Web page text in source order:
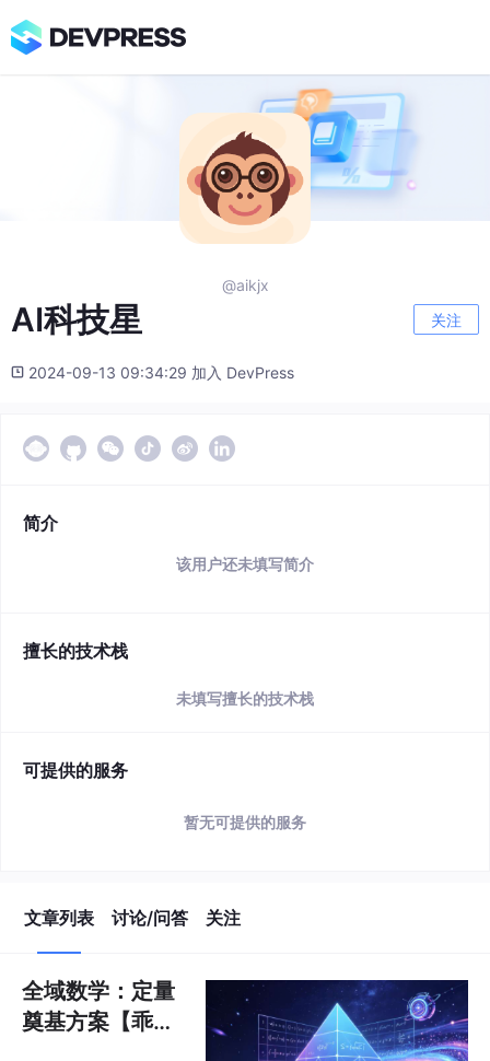
@aikjx
AI科技星 关注
2024-09-13 09:34:29 加入 DevPress
简介
该用户还未填写简介
擅长的技术栈
未填写擅长的技术栈
可提供的服务
暂无可提供的服务
文章列表 讨论/问答 关注
全域数学：定量
奠基方案【乖乖